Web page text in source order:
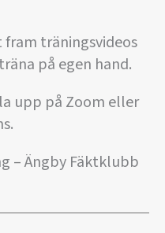
träningsvideos
på egen hand.
upp på Zoom eller
– Ängby Fäktklubb